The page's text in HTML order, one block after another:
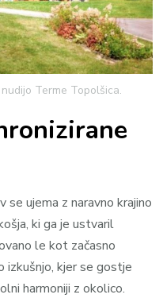
Terme Topolšica.
ujema z naravno krajino
ki ga je ustvaril
le kot začasno
izkušnjo, kjer se gostje
harmoniji z okolico.